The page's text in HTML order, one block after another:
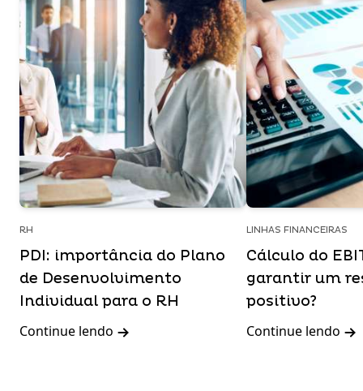
RH
PDI: importância do Plano
de Desenvolvimento
Individual para o RH
Continue lendo
LINHAS FINANCEIRAS
Cálculo do
garantir um
positivo?
Continue lendo